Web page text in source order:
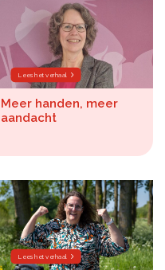
Lees het verhaal
Meer handen, meer
aandacht
Lees het verhaal